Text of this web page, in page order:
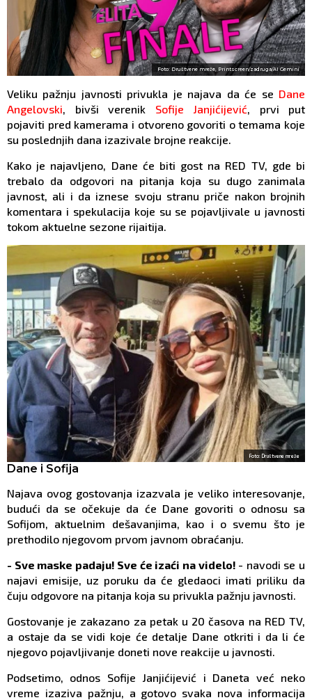
Foto: Društvene mreže, Printscreen/zadruga/AI Gemini
Veliku pažnju javnosti privukla je najava da će se Dane
Angelovski, bivši verenik Sofije Janjićijević, prvi put
pojaviti pred kamerama i otvoreno govoriti o temama koje
su poslednjih dana izazivale brojne reakcije.
Kako je najavljeno, Dane će biti gost na RED TV, gde bi
trebalo da odgovori na pitanja koja su dugo zanimala
javnost, ali i da iznese svoju stranu priče nakon brojnih
komentara i spekulacija koje su se pojavljivale u javnosti
tokom aktuelne sezone rijaitija.
Foto: Društvene mreže
Dane i Sofija
Najava ovog gostovanja izazvala je veliko interesovanje,
budući da se očekuje da će Dane govoriti o odnosu sa
Sofijom, aktuelnim dešavanjima, kao i o svemu što je
prethodilo njegovom prvom javnom obraćanju.
- Sve maske padaju! Sve će izaći na videlo! - navodi se u
najavi emisije, uz poruku da će gledaoci imati priliku da
čuju odgovore na pitanja koja su privukla pažnju javnosti.
Gostovanje je zakazano za petak u 20 časova na RED TV,
a ostaje da se vidi koje će detalje Dane otkriti i da li će
njegovo pojavljivanje doneti nove reakcije u javnosti.
Podsetimo, odnos Sofije Janjićijević i Daneta već neko
vreme izaziva pažnju, a gotovo svaka nova informacija